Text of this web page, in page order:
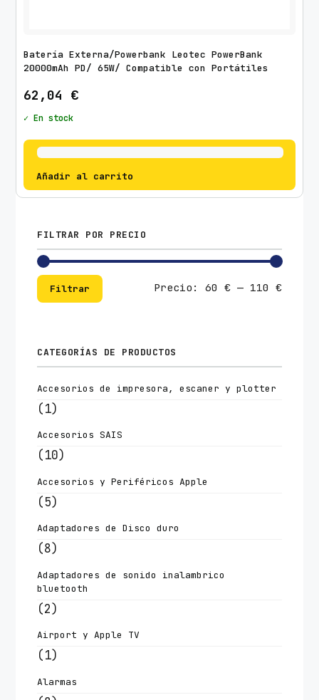
Batería Externa/Powerbank Leotec PowerBank
20000mAh PD/ 65W/ Compatible con Portátiles
62,04 €
✓ En stock
Añadir al carrito
FILTRAR POR PRECIO
Precio
Precio
Filtrar Precio: 60 €— 110 €
CATEGORÍAS DE PRODUCTOS
Accesorios de impresora, escaner y plotter
(1)
Accesorios SAIS
(10)
Accesorios y Periféricos Apple
(5)
Adaptadores de Disco duro
(8)
Adaptadores de sonido inalambrico
bluetooth
(2)
Airport y Apple TV
(1)
Alarmas